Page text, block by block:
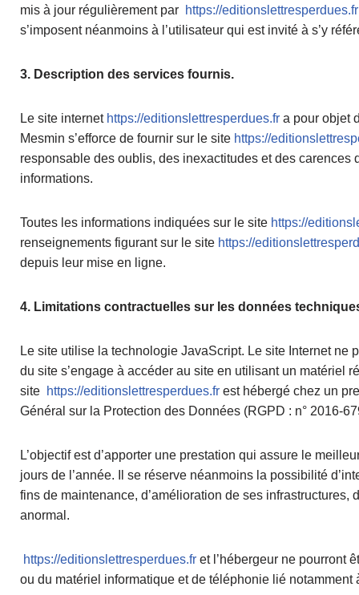
mis à jour régulièrement par https://editionslettresperdues.fr
s’imposent néanmoins à l’utilisateur qui est invité à s’y
3. Description des services fournis.
Le site internet https://editionslettresperdues.fr a pour objet
Mesmin s’efforce de fournir sur le site https://
responsable des oublis, des inexactitudes et des carences
informations.
Toutes les informations indiquées sur le site https://
renseignements figurant sur le site https://
depuis leur mise en ligne.
4. Limitations contractuelles sur les données
Le site utilise la technologie JavaScript. Le site Internet ne
du site s’engage à accéder au site en utilisant un matériel
site https://editionslettresperdues.fr est hébergé chez un
Général sur la Protection des Données (RGPD : n° 2016-
L’objectif est d’apporter une prestation qui assure le
jours de l’année. Il se réserve néanmoins la possibilité
fins de maintenance, d’amélioration de ses
anormal.
https://editionslettresperdues.fr et l’hébergeur ne pourront
ou du matériel informatique et de téléphonie lié notamment